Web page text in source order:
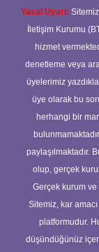
Yasal Uyarı:
İletişim Kurumu
hizmet
denetleme veya
üyelerimiz
üye olarak bu
herhangi bir
paylaşılmaktadır.
olup, gerçek
Gerçek kurum
Sitemiz, kar
platformudur.
düşündüğünüz